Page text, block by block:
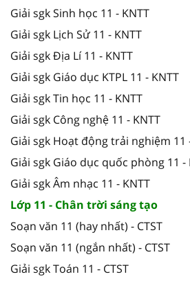
Giải sgk Sinh học 11 - KNTT
Giải sgk Lịch Sử 11 - KNTT
Giải sgk Địa Lí 11 - KNTT
Giải sgk Giáo dục KTPL 11 - KNTT
Giải sgk Tin học 11 - KNTT
Giải sgk Công nghệ 11 - KNTT
Giải sgk Hoạt động trải nghiệm 11
Giải sgk Giáo dục quốc phòng 11 -
Giải sgk Âm nhạc 11 - KNTT
Lớp 11 - Chân trời sáng tạo
Soạn văn 11 (hay nhất) - CTST
Soạn văn 11 (ngắn nhất) - CTST
Giải sgk Toán 11 - CTST